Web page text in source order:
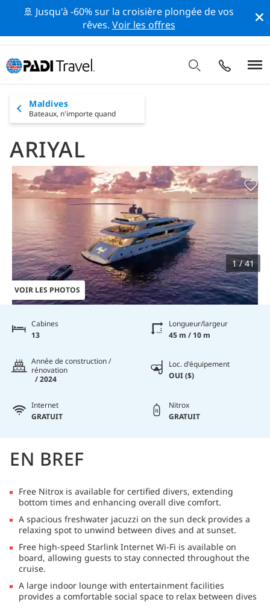
🚢 Jusqu'à -60% sur la croisière plongée de vos
rêves. Voir les offres
Maldives
Bateaux, n'importe quand
ARIYAL
VOIR LES PHOTOS
1 / 41
Cabines
13
Longueur/largeur
45 m / 10 m
Année de construction /
rénovation
/ 2024
Loc. d'équipement
OUI ($)
Internet
GRATUIT
Nitrox
GRATUIT
EN BREF
Free Nitrox is available for certified divers, extending
bottom times and enhancing overall dive comfort.
A spacious freshwater jacuzzi on the sun deck provides a
relaxing spot to unwind between dives and at sunset.
Free high-speed Starlink Internet Wi-Fi is available on
board, allowing guests to stay connected throughout the
cruise.
A large indoor lounge with entertainment facilities
provides a comfortable social space to relax between dives